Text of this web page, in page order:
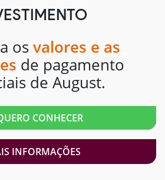
os valores e as
de pagamento
de August.
CONHECER
INFORMAÇÕES